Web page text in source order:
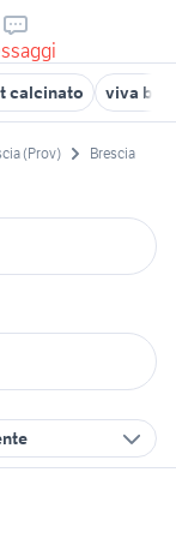
calcinato viva
(Prov) Brescia